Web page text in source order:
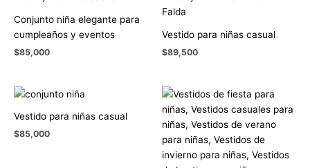
Conjunto niña elegante para
cumpleaños y eventos
$85,000
Vestido para niñas casual
$89,500
Vestido para niñas casual
$85,000